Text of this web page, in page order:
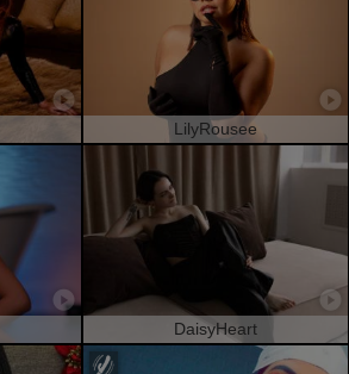
LilyRousee
DaisyHeart